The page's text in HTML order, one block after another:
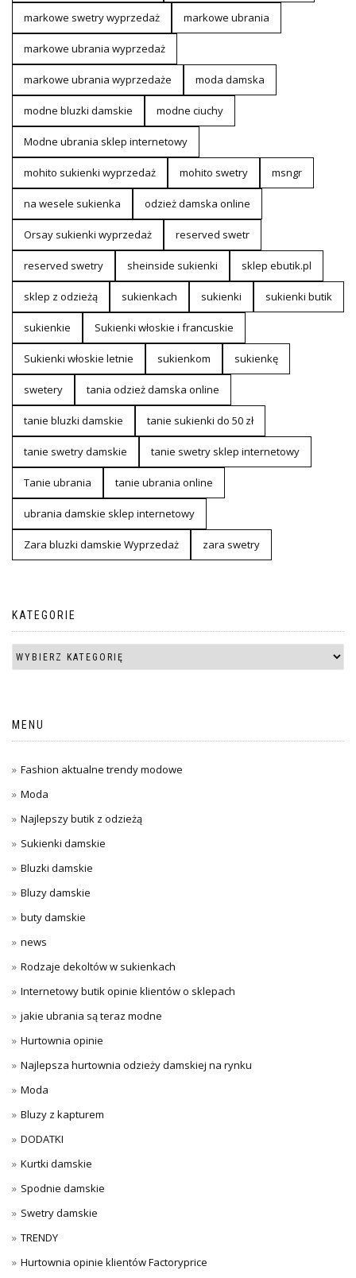
markowe swetry wyprzedaż markowe ubrania
markowe ubrania wyprzedaż
markowe ubrania wyprzedaże moda damska
modne bluzki damskie modne ciuchy
Modne ubrania sklep internetowy
mohito sukienki wyprzedaż mohito swetry msngr
na wesele sukienka odzież damska online
Orsay sukienki wyprzedaż reserved swetr
reserved swetry sheinside sukienki sklep ebutik.pl
sklep z odzieżą sukienkach sukienki sukienki butik
sukienkie Sukienki włoskie i francuskie
Sukienki włoskie letnie sukienkom sukienkę
swetery tania odzież damska online
tanie bluzki damskie tanie sukienki do 50 zł
tanie swetry damskie tanie swetry sklep internetowy
Tanie ubrania tanie ubrania online
ubrania damskie sklep internetowy
Zara bluzki damskie Wyprzedaż zara swetry
KATEGORIE
MENU
Fashion aktualne trendy modowe
Moda
Najlepszy butik z odzieżą
Sukienki damskie
Bluzki damskie
Bluzy damskie
buty damskie
news
Rodzaje dekoltów w sukienkach
Internetowy butik opinie klientów o sklepach
jakie ubrania są teraz modne
Hurtownia opinie
Najlepsza hurtownia odzieży damskiej na rynku
Moda
Bluzy z kapturem
DODATKI
Kurtki damskie
Spodnie damskie
Swetry damskie
TRENDY
Hurtownia opinie klientów Factoryprice